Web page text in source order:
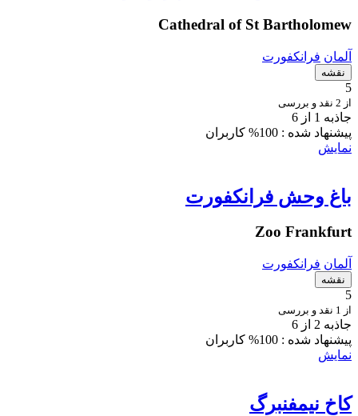
Cathedral of St Bartholomew
آلمان فرانکفورت
نقشه
5
از 2 نقد و بررسی
جاذبه 1 از 6
پیشنهاد شده : 100% کاربران
نمایش
باغ وحش فرانکفورت
Zoo Frankfurt
آلمان فرانکفورت
نقشه
5
از 1 نقد و بررسی
جاذبه 2 از 6
پیشنهاد شده : 100% کاربران
نمایش
کاخ نیمفنبرگ